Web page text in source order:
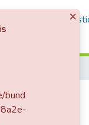
مدى
×
bund